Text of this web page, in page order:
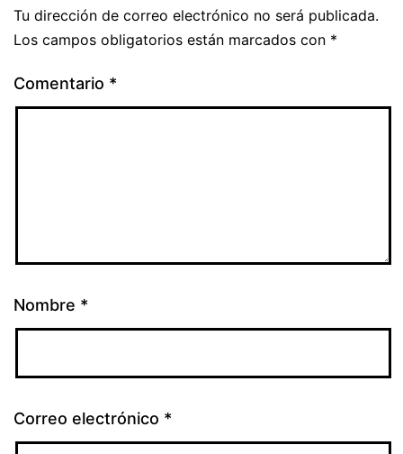
Tu dirección de correo electrónico no será publicada.
Los campos obligatorios están marcados con *
Comentario *
Nombre *
Correo electrónico *